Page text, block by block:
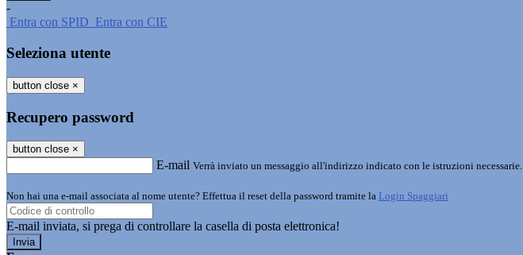
-
Entra con SPID Entra con CIE
Seleziona utente
button close ×
Recupero password
button close ×
E-mail Verrà inviato un messaggio all'indirizzo indicato con le istruzioni necessarie.
Non hai una e-mail associata al nome utente? Effettua il reset della password tramite la Login Spaggiari
E-mail inviata, si prega di controllare la casella di posta elettronica!